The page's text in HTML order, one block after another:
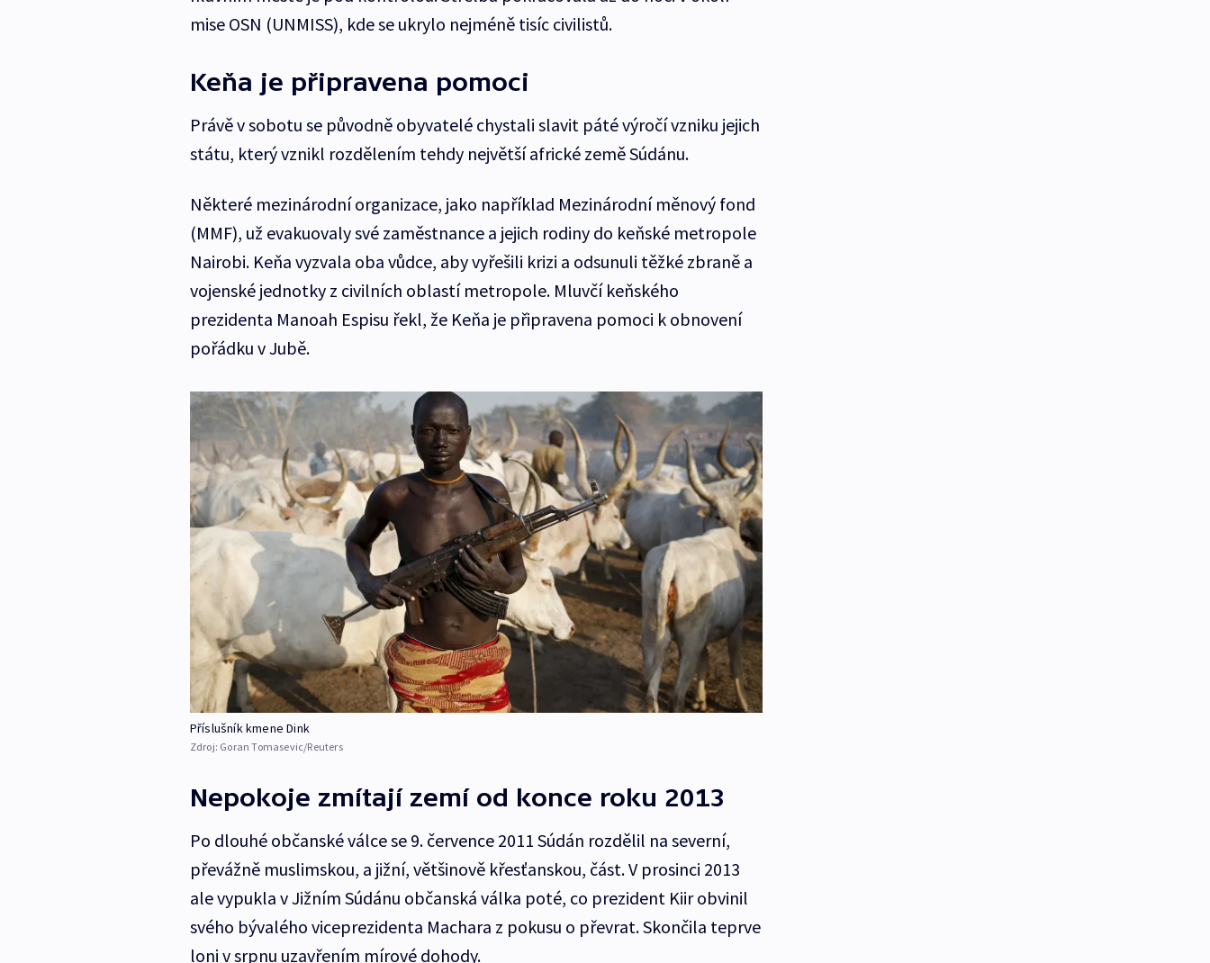
mise OSN (UNMISS), kde se ukrylo nejméně tisíc civilistů.
Keňa je připravena pomoci
Právě v sobotu se původně obyvatelé chystali slavit páté výročí vzniku jejich
státu, který vznikl rozdělením tehdy největší africké země Súdánu.
Některé mezinárodní organizace, jako například Mezinárodní měnový fond
(MMF), už evakuovaly své zaměstnance a jejich rodiny do keňské metropole
Nairobi. Keňa vyzvala oba vůdce, aby vyřešili krizi a odsunuli těžké zbraně a
vojenské jednotky z civilních oblastí metropole. Mluvčí keňského
prezidenta Manoah Espisu řekl, že Keňa je připravena pomoci k obnovení
pořádku v Jubě.
Příslušník kmene Dink
Zdroj: Goran Tomasevic/Reuters
Nepokoje zmítají zemí od konce roku 2013
Po dlouhé občanské válce se 9. července 2011 Súdán rozdělil na severní,
převážně muslimskou, a jižní, většinově křesťanskou, část. V prosinci 2013
ale vypukla v Jižním Súdánu občanská válka poté, co prezident Kiir obvinil
svého bývalého viceprezidenta Machara z pokusu o převrat. Skončila teprve
loni v srpnu uzavřením mírové dohody.